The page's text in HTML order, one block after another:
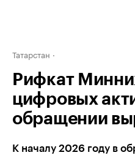
Татарстан
Рифкат
цифровых
обращении
К началу 2026 году в